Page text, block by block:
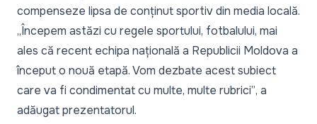
compenseze lipsa de conținut sportiv din media locală.
„Începem astăzi cu regele sportului, fotbalului, mai
ales că recent echipa națională a Republicii Moldova a
început o nouă etapă. Vom dezbate acest subiect
care va fi condimentat cu multe, multe rubrici”, a
adăugat prezentatorul.